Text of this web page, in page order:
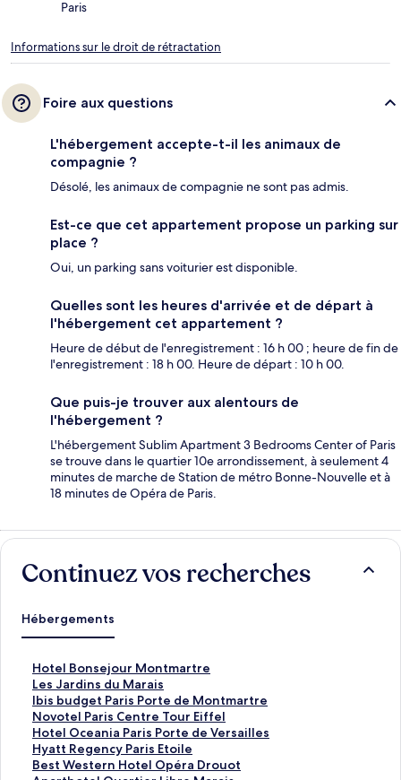
Paris
Informations sur le droit de rétractation
Foire aux questions
L'hébergement accepte-t-il les animaux de
compagnie ?
Désolé, les animaux de compagnie ne sont pas admis.
Est-ce que cet appartement propose un parking sur
place ?
Oui, un parking sans voiturier est disponible.
Quelles sont les heures d'arrivée et de départ à
l'hébergement cet appartement ?
Heure de début de l'enregistrement : 16 h 00 ; heure de fin de
l'enregistrement : 18 h 00. Heure de départ : 10 h 00.
Que puis-je trouver aux alentours de
l'hébergement ?
L'hébergement Sublim Apartment 3 Bedrooms Center of Paris
se trouve dans le quartier 10e arrondissement, à seulement 4
minutes de marche de Station de métro Bonne-Nouvelle et à
18 minutes de Opéra de Paris.
Continuez vos recherches
Hébergements
Hotel Bonsejour Montmartre
L
i
e
n
o
u
v
Les Jardins du Marais
L
i
e
n
o
u
Ibis budget Paris Porte de Montmartre
L
i
e
n
o
Novotel Paris Centre Tour Eiffel
L
i
e
n
Hotel Oceania Paris Porte de Versailles
L
i
e
Hyatt Regency Paris Etoile
L
iBest Western Hotel Opéra Drouot
L